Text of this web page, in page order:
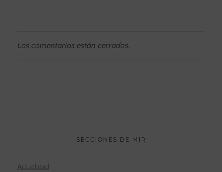
Los comentarios están cerrados.
SECCIONES DE MIR
Actualidad